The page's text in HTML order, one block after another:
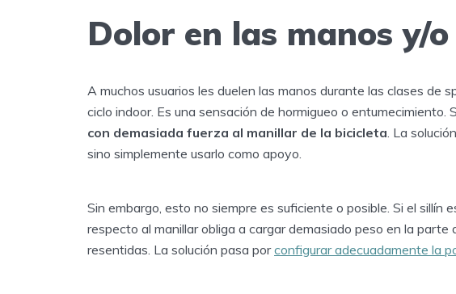
Dolor en las manos y/
A muchos usuarios les duelen las manos durante las clases de
ciclo indoor. Es una sensación de hormigueo o entumecimiento.
con demasiada fuerza al manillar de la bicicleta . La
sino simplemente usarlo como apoyo.
Sin embargo, esto no siempre es suficiente o posible. Si el sillín
respecto al manillar obliga a cargar demasiado peso en la parte
resentidas. La solución pasa porconfigurar adecuadamente la